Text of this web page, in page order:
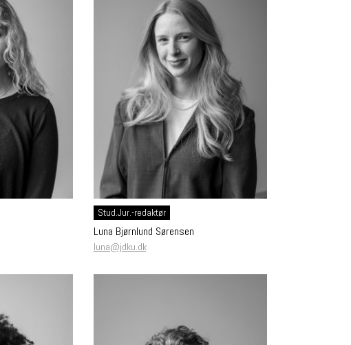
Stud.Jur.-redaktør
Luna Bjørnlund Sørensen
luna@jdku.dk